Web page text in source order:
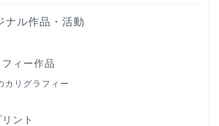
ナル作品・活動
ィー作品
カリグラフィー
ント